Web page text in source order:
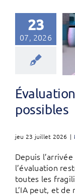
23
07, 2026
possibles
jeu 23 juillet 2026 |
Depuis
l’évaluation
toutes les
L’IA peut, et